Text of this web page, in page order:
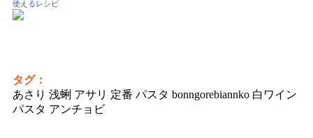
使えるレシピ
タグ：
あさり 浅蜊 アサリ 定番 パスタ bonngorebiannko 白ワイン
パスタ アンチョビ